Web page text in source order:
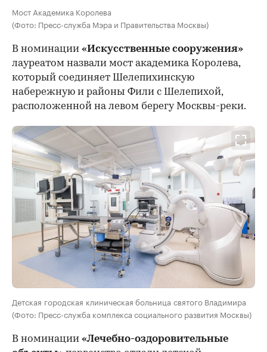
Мост Академика Королева
(Фото: Пресс-служба Мэра и Правительства Москвы)
В номинации «Искусственные сооружения»
лауреатом назвали мост академика Королева,
который соединяет Шелепихинскую
набережную и районы Фили с Шелепихой,
расположенной на левом берегу Москвы-реки.
Детская городская клиническая больница святого Владимира
(Фото: Пресс-служба комплекса социального развития Москвы)
В номинации «Лечебно-оздоровительные